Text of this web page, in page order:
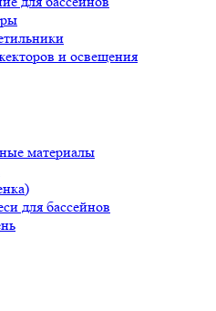
и освещения
материалы
для бассейнов